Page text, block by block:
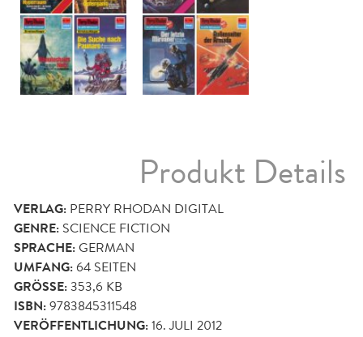
Produkt Details
VERLAG: PERRY RHODAN DIGITAL
GENRE: SCIENCE FICTION
SPRACHE:GERMAN
UMFANG:64 SEITEN
GRÖSSE: 353,6 KB
ISBN:9783845311548
VERÖFFENTLICHUNG:16. JULI 2012